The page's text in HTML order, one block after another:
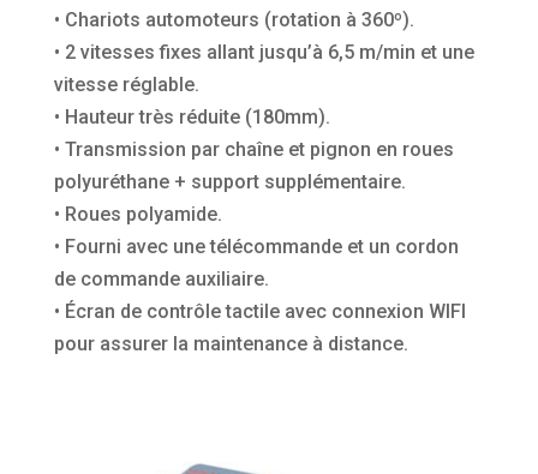
• Chariots automoteurs (rotation à 360º).
• 2 vitesses fixes allant jusqu’à 6,5 m/min et une
vitesse réglable.
• Hauteur très réduite (180mm).
• Transmission par chaîne et pignon en roues
polyuréthane + support supplémentaire.
• Roues polyamide.
• Fourni avec une télécommande et un cordon
de commande auxiliaire.
• Écran de contrôle tactile avec connexion WIFI
pour assurer la maintenance à distance.